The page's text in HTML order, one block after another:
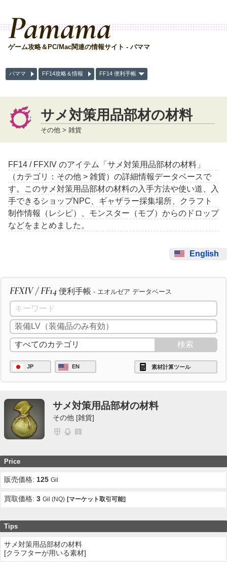
Pamama
ゲーム攻略＆PC/Mac関連の情報サイト - パママ
パママ FF14攻略＆情報 FF14 便利手帳
サメ対策用品部材の材料
その他 > 雑貨
FF14 / FFXIV のアイテム「サメ対策用品部材の材料」
（カテゴリ：その他 > 雑貨）の詳細情報データベースで
す。このサメ対策用品部材の材料の入手方法や使い道、入
手できるショップNPC、ギャザラー採集場所、クラフト
制作情報（レシピ）、モンスター（モブ）からのドロップ
などをまとめました。
English
FFXIV / FF14 便利手帳 - エオルゼア データベース
JP EN 素材計算ツール
サメ対策用品部材の材料
その他 [雑貨]
Price
販売価格:125 Gil
買取価格:3 Gil (NQ) [マーケット取引可能]
Tips
サメ対策用品部材の材料
[クラフターが用いる素材]